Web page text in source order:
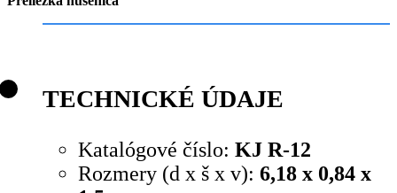
TECHNICKÉ ÚDAJE
Katalógové číslo: KJ R-12
Rozmery (d x š x v): 6,18 x 0,84 x